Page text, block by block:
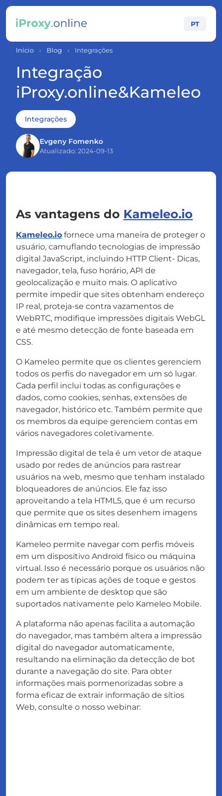
PT
Início › Blog › Integrações
Integração
iProxy.online&Kameleo
Integrações
Evgeny Fomenko
Atualizado: 2024-09-13
As vantagens do Kameleo.io
Kameleo.io fornece uma maneira de proteger o
usuário, camuflando tecnologias de impressão
digital JavaScript, incluindo HTTP Client- Dicas,
navegador, tela, fuso horário, API de
geolocalização e muito mais. O aplicativo
permite impedir que sites obtenham endereço
IP real, proteja-se contra vazamentos de
WebRTC, modifique impressões digitais WebGL
e até mesmo detecção de fonte baseada em
CSS.
O Kameleo permite que os clientes gerenciem
todos os perfis do navegador em um só lugar.
Cada perfil inclui todas as configurações e
dados, como cookies, senhas, extensões de
navegador, histórico etc. Também permite que
os membros da equipe gerenciem contas em
vários navegadores coletivamente.
Impressão digital de tela é um vetor de ataque
usado por redes de anúncios para rastrear
usuários na web, mesmo que tenham instalado
bloqueadores de anúncios. Ele faz isso
aproveitando a tela HTML5, que é um recurso
que permite que os sites desenhem imagens
dinâmicas em tempo real.
Kameleo permite navegar com perfis móveis
em um dispositivo Android físico ou máquina
virtual. Isso é necessário porque os usuários não
podem ter as típicas ações de toque e gestos
em um ambiente de desktop que são
suportados nativamente pelo Kameleo Mobile.
A plataforma não apenas facilita a automação
do navegador, mas também altera a impressão
digital do navegador automaticamente,
resultando na eliminação da detecção de bot
durante a navegação do site. Para obter
informações mais pormenorizadas sobre a
forma eficaz de extrair informação de sítios
Web, consulte o nosso webinar: